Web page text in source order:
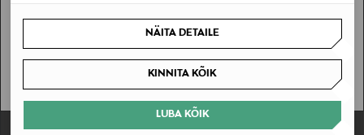
NÄITA DETAILE
KINNITA KÕIK
LUBA KÕIK
SAAN ARU